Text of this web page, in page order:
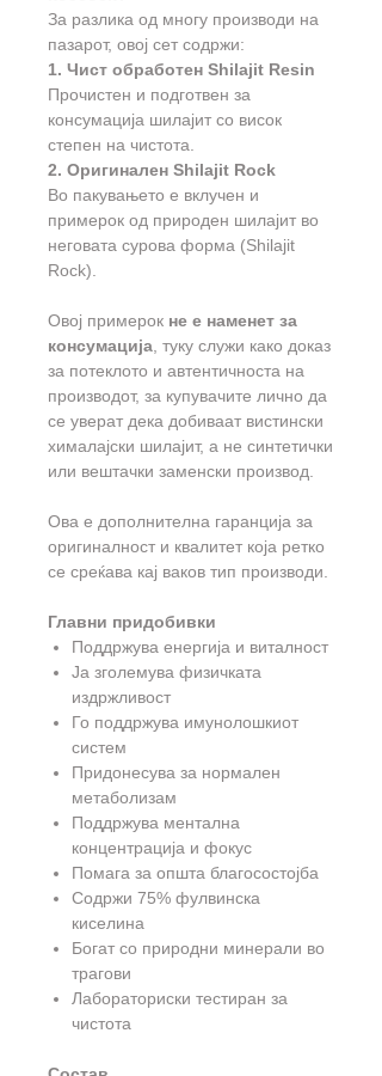
За разлика од многу производи на
пазарот, овој сет содржи:
1. Чист обработен Shilajit Resin
Прочистен и подготвен за
консумација шилајит со висок
степен на чистота.
2. Оригинален Shilajit Rock
Во пакувањето е вклучен и
примерок од природен шилајит во
неговата сурова форма (Shilajit
Rock).
Овој примерок не е наменет за
консумација, туку служи како доказ
за потеклото и автентичноста на
производот, за купувачите лично да
се уверат дека добиваат вистински
хималајски шилајит, а не синтетички
или вештачки заменски производ.
Ова е дополнителна гаранција за
оригиналност и квалитет која ретко
се среќава кај ваков тип производи.
Главни придобивки
Поддржува енергија и виталност
Ја зголемува физичката
издржливост
Го поддржува имунолошкиот
систем
Придонесува за нормален
метаболизам
Поддржува ментална
концентрација и фокус
Помага за општа благосостојба
Содржи 75% фулвинска
киселина
Богат со природни минерали во
трагови
Лабораториски тестиран за
чистота